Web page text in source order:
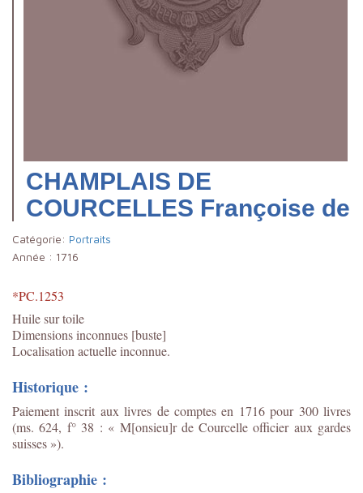
CHAMPLAIS DE
COURCELLES Françoise de
Catégorie: Portraits
Année : 1716
*PC.1253
Huile sur toile
Dimensions inconnues [buste]
Localisation actuelle inconnue.
Historique :
Paiement inscrit aux livres de comptes en 1716 pour 300 livres
(ms. 624, f° 38 : « M[onsieu]r de Courcelle officier aux gardes
suisses »).
Bibliographie :